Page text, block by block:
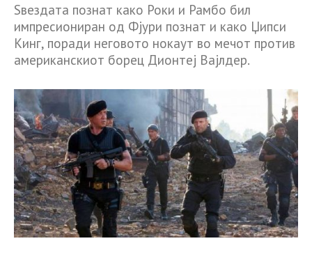
Ѕвездата познат како Роки и Рамбо бил
импресиониран од Фјури познат и како Џипси
Кинг, поради неговото нокаут во мечот против
американскиот борец Дионтеј Вајлдер.